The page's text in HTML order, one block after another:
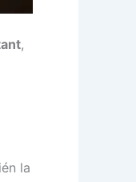
,
la